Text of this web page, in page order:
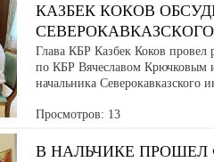
КАЗБЕК КОКОВ
Глава КБР Казбек Коков провел
по КБР Вячеславом Крючковым
начальника
Просмотров: 13
В НАЛЬЧИКЕ